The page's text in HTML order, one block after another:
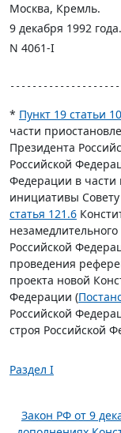
Москва, Кремль.
9 декабря 1992 года.
N 4061-I
* Пункт 19 статьи
части
Президента
Российской
Федерации в части
инициативы
статья 121.6
Российской
проведения
проекта новой
Федерации (
Российской
строя Российской
Раздел I
Закон РФ от 9